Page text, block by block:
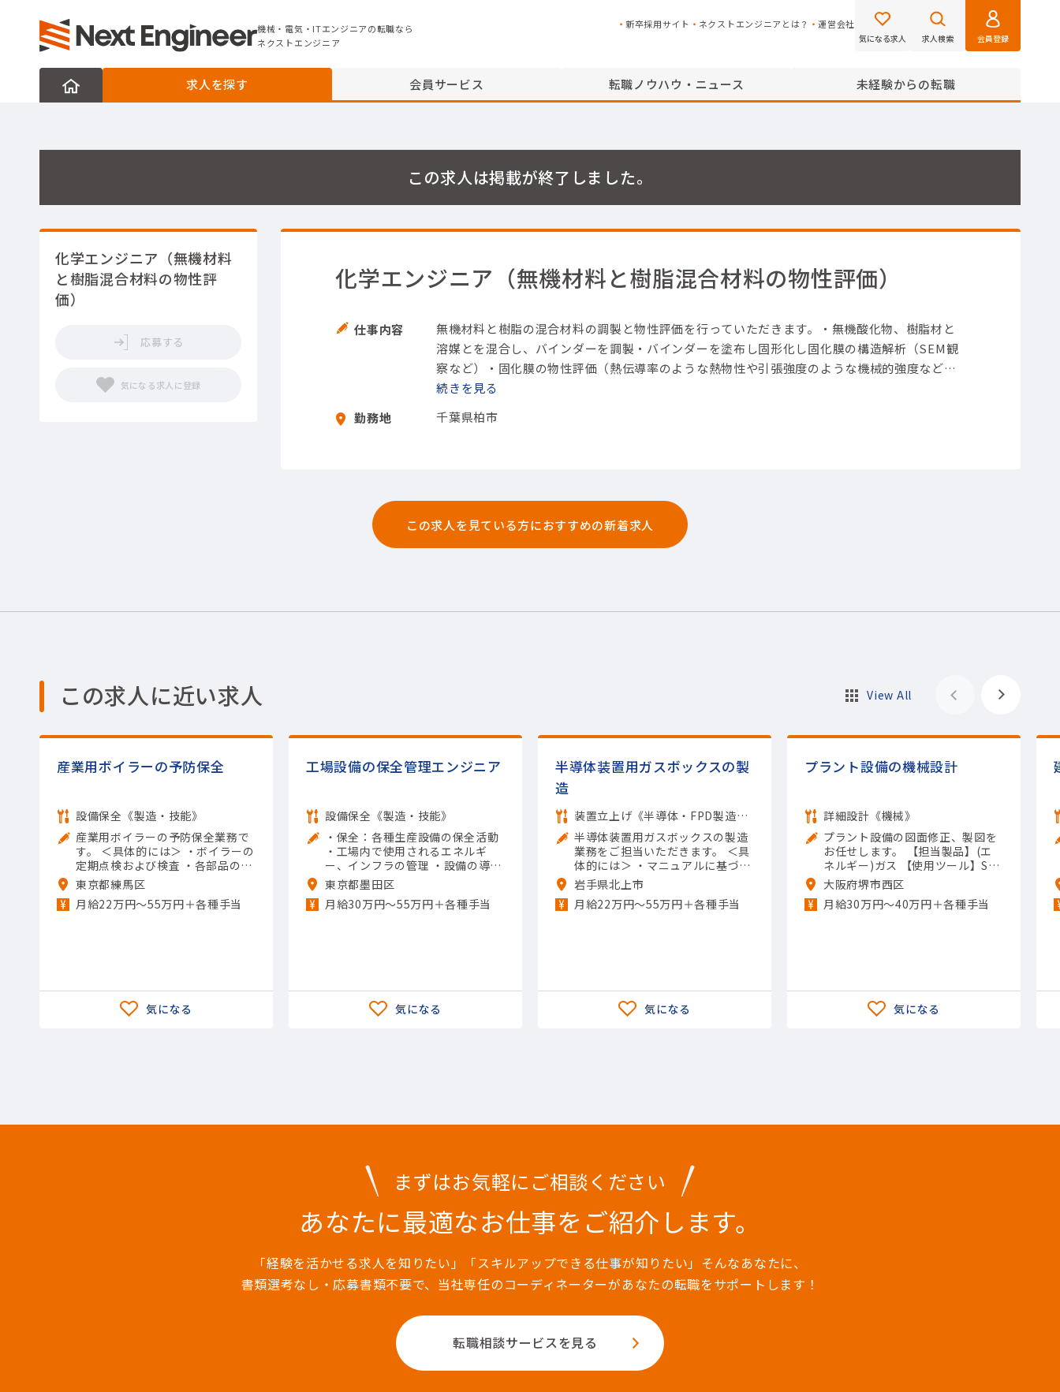
機械・電気・ITエンジニアの転職なら
機械・電気・ITエンジニアの転職なら
ネクストエンジニア
新卒採用サイト ネクストエンジニアとは？ 運営会社
気になる求人 求人検索 会員登録
求人を探す 会員サービス 転職ノウハウ・ニュース 未経験からの転職
この求人は掲載が終了しました。
化学エンジニア（無機材料
と樹脂混合材料の物性評
価）
応募する
化学エンジニア（無機材料と樹脂混合材料の物性評価）
仕事内容 無機材料と樹脂の混合材料の調製と物性評価を行っていただきます。
・無機酸化物、樹脂材と
溶媒とを混合し、バインダーを調製 ・バインダーを塗布し固形化し固化膜の構造解析（SEM観
察など）
・固化膜の物性評価（熱伝導率のような熱物性や引張強度のような機械的強度など）
【担当製品】(素材・素材加工品)石油化学製品
続きを
勤務地
千葉県柏市
この求人を見ている方におすすめの新着求人
この求人に近い求人 View All
産業用ボイラーの予防保全
設備保全《製造・技能》
産業用ボイラーの予防保全業務で
す。 ＜具体的には＞ ・ボイラーの
定期点検および検査 ・各部品の劣
化状況の確認 ・清掃作業およびス
ケール除去 ・運転データの分析お
よび報告 ・保守計画の策定および
東京都練馬区
月給22万円〜55万円＋各種手当
工場設備の保全管理エンジニア
設備保全《製造・技能》
・保全：各種生産設備の保全活動
・工場内で使用されるエネルギ
ー、インフラの管理 ・設備の導入
や改良について、提案から一連の
業務の実行及び管理 【担当製品】
(素材・素材加工品)鉄鋼
東京都墨田区
月給30万円〜55万円＋各種手当
半導体装置用ガスボックスの製
造
装置立上げ《半導体・FPD製造技術》
半導体装置用ガスボックスの製造
業務をご担当いただきます。 ＜具
体的には＞ ・マニュアルに基づ
く、組み立て、調整 ・組み立て後
のテスト、検査など 【担当製品】
(半導体関連)半導体・液晶製造装
岩手県北上市
月給22万円〜55万円＋各種手当
プラント設備の機械設計
詳細設計《機械》
プラント設備の図面修正、製図を
お任せします。 【担当製品】(エ
ネルギー)ガス 【使用ツール】Sol
idWorks; Inventor; AutoCAD（2
D）
大阪府堺市西区
月給30万円～40万円＋各種手当
まずはお気軽にご相談ください
あなたに最適なお仕事を ご紹介します。
「経験を活かせる求人を知りたい」「スキルアップできる仕事が知りたい」そんなあなたに、
書類選考なし・応募書類不要で、当社専任のコーディネーターがあなたの転職をサポートします！
転職相談サービスを見る